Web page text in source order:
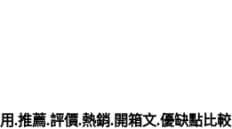
.推薦.評價.熱銷.開箱文.優缺點比較